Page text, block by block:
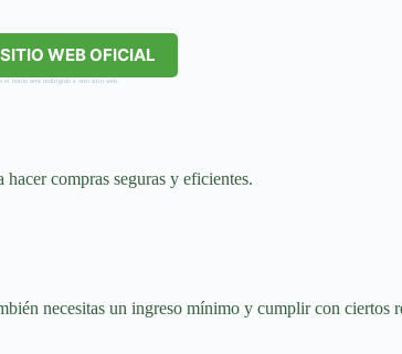
WEB OFICIAL
el botón será redirigido a otro sitio web.
compras seguras y eficientes.
necesitas un ingreso mínimo y cumplir con ciertos